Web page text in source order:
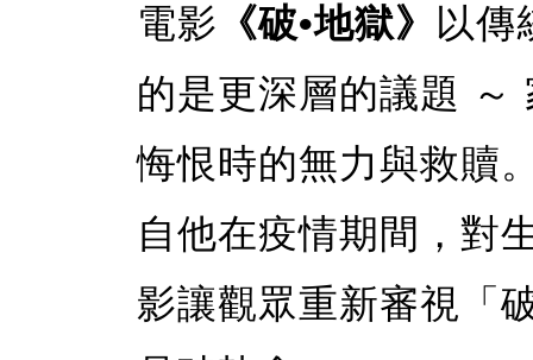
電影 《破•地獄》
以傳
的是更深層的議題 ～
悔恨時的無力與救贖
自他在疫情期間，對
影讓觀眾重新審視「